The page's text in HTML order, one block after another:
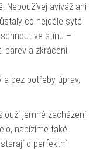
Nepoužívej aviváž ani
co nejdéle syté.
ve stínu –
barev a zkrácení
bez potřeby úprav,
jemné zacházení.
nabízíme také
o perfektní